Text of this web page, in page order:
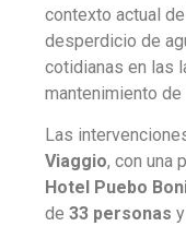
contexto actual
desperdicio de
cotidianas en las
mantenimiento
Las
Viaggio, con una
Hotel Puebo
de33 personas